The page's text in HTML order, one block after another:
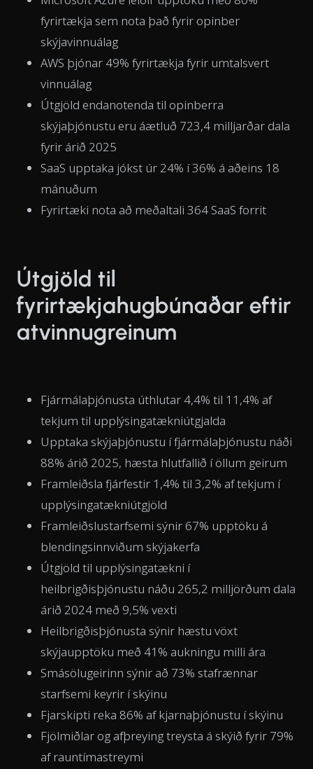
fyrirtækja sem nota það fyrir opinber
skýjavinnuálag
AWS þjónar 49% fyrirtækja fyrir umtalsvert
vinnuálag
Útgjöld endanotenda til opinberra
skýjaþjónustu eru áætluð 723,4 milljarðar dala
fyrir árið 2025
SaaS upptaka jókst úr 24% í 36% á aðeins 18
mánuðum
Fyrirtæki nota að meðaltali 364 SaaS forrit
Útgjöld til
fyrirtækjahugbúnaðar eftir
atvinnugreinum
Fjármálaþjónusta úthlutar 4,4% til 11,4% af
tekjum til upplýsingatækniútgjalda
Upptaka skýjaþjónustu í fjármálaþjónustu náði
88% árið 2025, hæsta hlutfallið í öllum geirum
Framleiðsla fjárfestir 1,4% til 3,2% af tekjum í
upplýsingatækniútgjöld
Framleiðslustarfsemi sýnir 67% upptöku á
blendingsinnviðum skýjakerfa
Útgjöld til upplýsingatækni í
heilbrigðisþjónustu náðu 265,2 milljörðum dala
árið 2024 með 9,5% vexti
Heilbrigðisþjónusta sýnir hæstu vöxt
skýjaupptöku með 41% aukningu milli ára
Smásölugeirinn sýnir að 73% stafrænnar
starfsemi keyrir í skýinu
Fjarskipti reka 86% af kjarnaþjónustu í skýinu
Fjölmiðlar og afþreying treysta á skýið fyrir 79%
af rauntímastreymi